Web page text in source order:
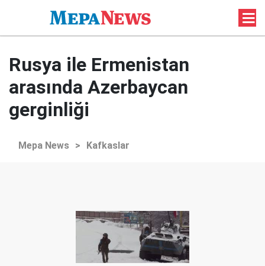
Rusya ile Ermenistan
arasında Azerbaycan
gerginliği
Mepa News > Kafkaslar